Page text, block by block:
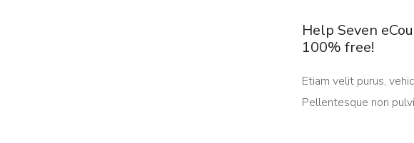
Help Seven
100% free!
Etiam velit purus,
Pellentesque non